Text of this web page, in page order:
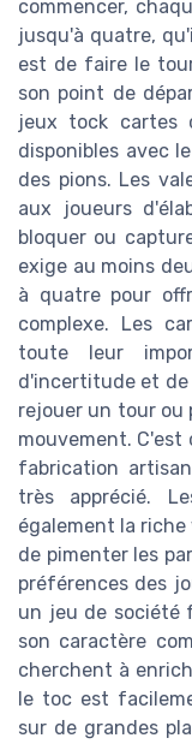
commencer,
jusqu'à quatre,
est de faire le
son point de
jeux tock cartes
disponibles avec
des pions. Les
aux joueurs
bloquer ou
exige au moins
à quatre pour
complexe. Les
toute leur
d'incertitude et de
rejouer un tour ou
mouvement. C'est
fabrication
très apprécié.
également la
de pimenter les
préférences des
un jeu de société
son caractère
cherchent à
le toc est
sur de grandes